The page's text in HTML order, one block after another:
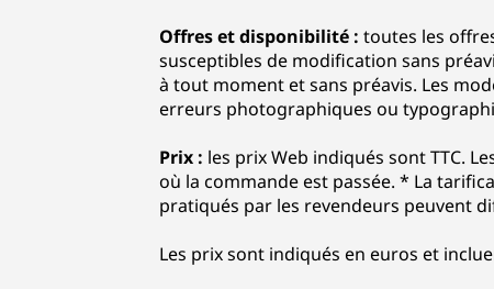
Offres et disponibilité : toutes les
susceptibles de modification sans
à tout moment et sans préavis. Les
erreurs photographiques ou
Prix : les prix Web indiqués sont TTC.
où la commande est passée. * La
pratiqués par les revendeurs peuvent
Les prix sont indiqués en euros et